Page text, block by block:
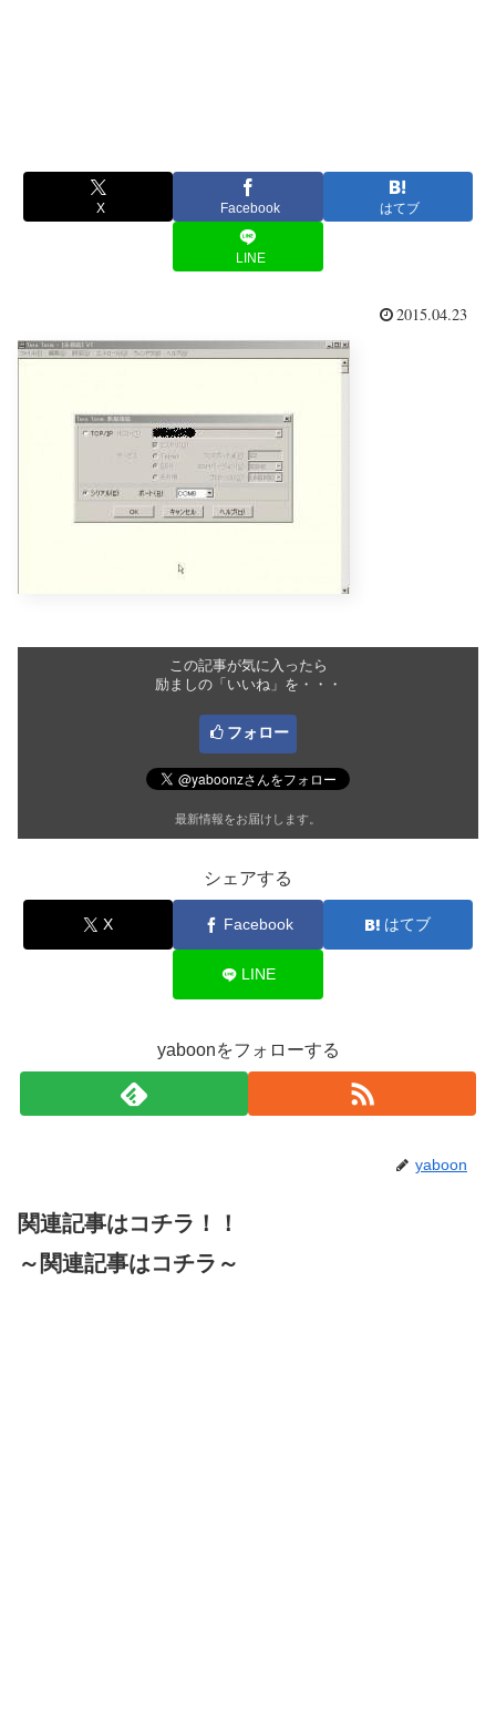
X Facebook はてブ
LINE
2015.04.23
この記事が気に入ったら
励ましの「いいね」を・・・
フォロー
最新情報をお届けします。
シェアする
X Facebook はてブ
LINE
yaboonをフォローする
yaboon
関連記事はコチラ！！
～関連記事はコチラ～